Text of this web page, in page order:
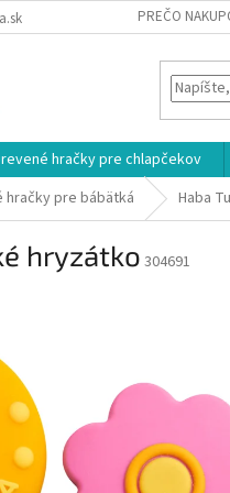
PREČO
hračky pre chlapčekov
hračky pre bábätká Haba
hryzátko 304691